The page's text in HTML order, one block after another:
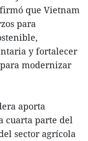
que Vietnam
para
y fortalecer
modernizar
aporta
cuarta parte del
sector agrícola